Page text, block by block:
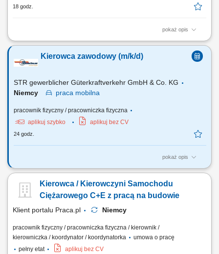
18 godz.
pokaż opis
Zadania Realizowanie przewozów dystrybucyjnych artykułów
spożywczych w systemie zmianowym. Obsługa pojazdów ciężarowych z
naczepami lub przyczepami w wybranym trybie pracy: rotacyjnym 2:1
bądź w pełnym wymiarze godzin. Prowadzenie zestawów drogowych
Kierowca zawodowy (m/k/d)
STR gewerblicher Güterkraftverkehr GmbH & Co. KG
Niemcy
praca mobilna
pracownik fizyczny / pracowniczka fizyczna
aplikuj szybko
aplikuj bez CV
24 godz.
pokaż opis
Twoje obowiązki Przeprowadzanie załadunku i rozładunku;
(silos/cysterna) Utrzymanie pojazdu wewnątrz i na zewnątrz;
Kierowca / Kierowczyni Samochodu
Ciężarowego C+E z pracą na budowie
Klient portalu Praca.pl Niemcy
pracownik fizyczny / pracowniczka fizyczna / kierownik /
kierowniczka / koordynator / koordynatorka
umowa o pracę
pełny etat
aplikuj bez CV